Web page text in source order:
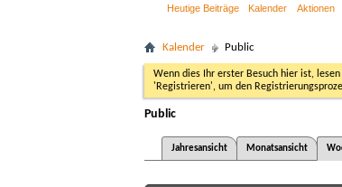
Heutige Beiträge Kalender Aktionen
Kalender Public
Wenn dies Ihr erster Besuch hier ist,
'Registrieren', um den
Public
Jahresansicht
Monatsansicht